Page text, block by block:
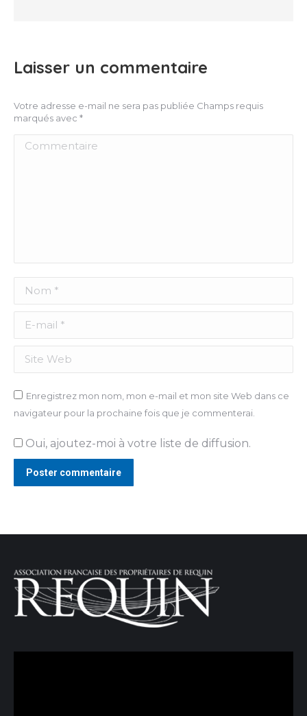
Laisser un commentaire
Votre adresse e-mail ne sera pas publiée Champs requis
marqués avec *
Commentaire
Nom *
E-mail *
Site Web
Enregistrez mon nom, mon e-mail et mon site Web dans ce
navigateur pour la prochaine fois que je commenterai.
Oui, ajoutez-moi à votre liste de diffusion.
Poster commentaire